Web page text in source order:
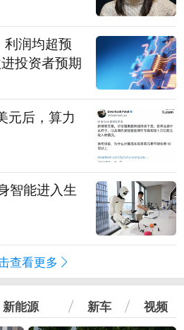
润均超预
投资者预期
元后，算力
智能进入生
查看更多
新能源 新车 视频